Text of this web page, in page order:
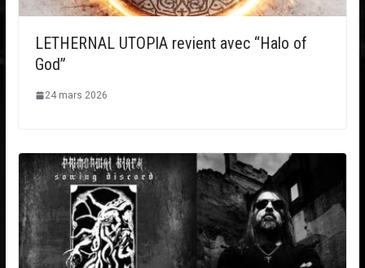
LETHERNAL UTOPIA revient avec “Halo of
God”
24 mars 2026